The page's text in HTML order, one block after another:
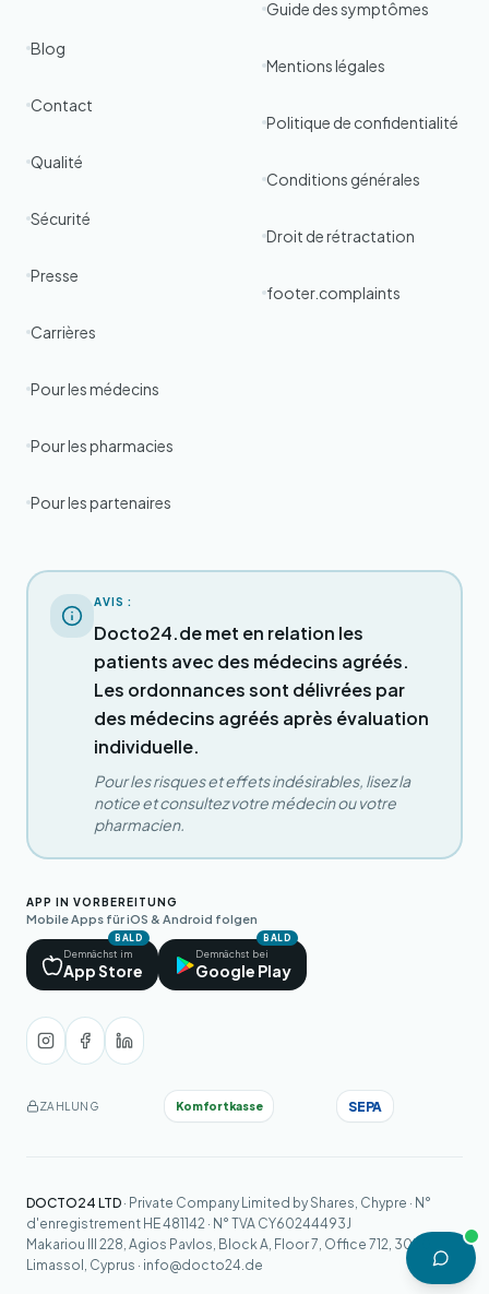
Blog
Contact
Qualité
Sécurité
Presse
Carrières
Pour les médecins
Pour les pharmacies
Pour les partenaires
Guide des symptômes
Mentions légales
Politique de confidentialité
Conditions générales
Droit de rétractation
footer.complaints
AVIS :
Docto24.de met en relation les
patients avec des médecins agréés.
Les ordonnances sont délivrées par
des médecins agréés après évaluation
individuelle.
Pour les risques et effets indésirables, lisez la
notice et consultez votre médecin ou votre
pharmacien.
APP IN VORBEREITUNG
Mobile Apps für iOS & Android folgen
BALD
Demnächst im
App Store
BALD
Demnächst bei
Google Play
ZAHLUNG Komfortkasse SEPA
DOCTO24 LTD · Private Company Limited by Shares, Chypre · N°
d'enregistrement HE 481142 · N° TVA CY60244493J
Makariou III 228, Agios Pavlos, Block A, Floor 7, Office 712, 3030
Limassol, Cyprus · info@docto24.de